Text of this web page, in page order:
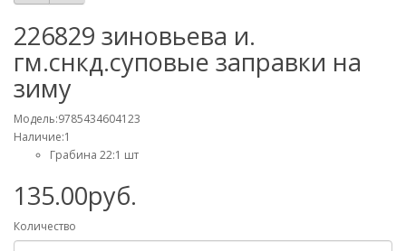
226829 зиновьева и.
гм.снкд.суповые заправки на
зиму
Модель:9785434604123
Наличие:1
Грабина 22:1 шт
135.00руб.
Количество